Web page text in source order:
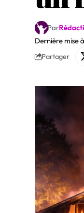
Dernière mise
Par
Partager